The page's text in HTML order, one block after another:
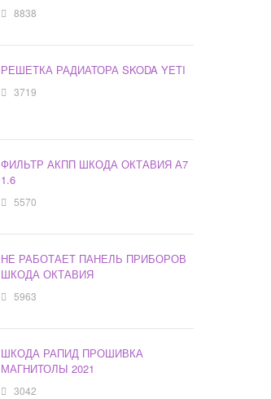
8838
РЕШЕТКА РАДИАТОРА SKODA YETI
3719
ФИЛЬТР АКПП ШКОДА ОКТАВИЯ А7
1.6
5570
НЕ РАБОТАЕТ ПАНЕЛЬ ПРИБОРОВ
ШКОДА ОКТАВИЯ
5963
ШКОДА РАПИД ПРОШИВКА
МАГНИТОЛЫ 2021
3042